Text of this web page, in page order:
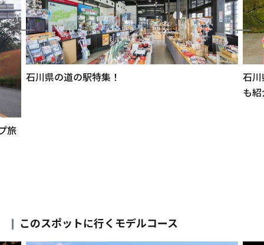
旅
石川県の道の駅特集！
石
も
このスポットに行くモデルコース